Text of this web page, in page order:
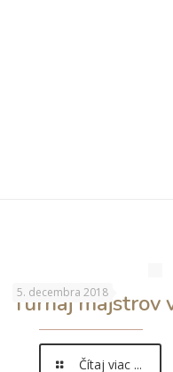
5. decembra 2018
Turnaj majstrov
Čítaj viac ...